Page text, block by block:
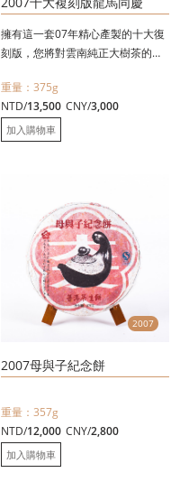
擁有這一套07年精心產製的十大復
刻版，您將對雲南純正大樹茶的滋
單一茶區、單一選料〈絕不摻雜、
絕不拼配〉並依傳統工藝精心採
摘，石模壓製，依徇古法壓製
重量：375g
NTD/13,500 CNY/3,000
加入購物車
2007
2007母與子紀念餅
重量：357g
NTD/12,000 CNY/2,800
加入購物車